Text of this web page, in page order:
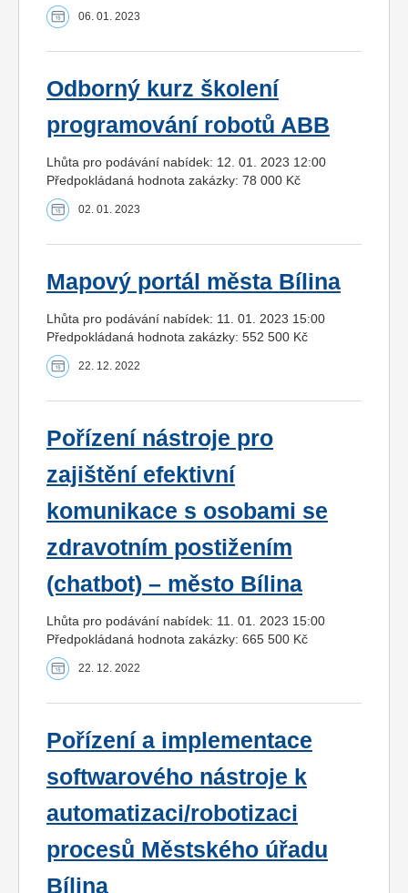
06. 01. 2023
Odborný kurz školení
programování robotů ABB
Lhůta pro podávání nabídek: 12. 01. 2023 12:00
Předpokládaná hodnota zakázky: 78 000 Kč
02. 01. 2023
Mapový portál města Bílina
Lhůta pro podávání nabídek: 11. 01. 2023 15:00
Předpokládaná hodnota zakázky: 552 500 Kč
22. 12. 2022
Pořízení nástroje pro
zajištění efektivní
komunikace s osobami se
zdravotním postižením
(chatbot) – město Bílina
Lhůta pro podávání nabídek: 11. 01. 2023 15:00
Předpokládaná hodnota zakázky: 665 500 Kč
22. 12. 2022
Pořízení a implementace
softwarového nástroje k
automatizaci/robotizaci
procesů Městského úřadu
Bílina